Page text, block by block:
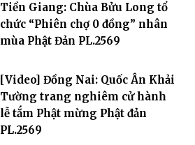
Tiền Giang: Chùa Bửu Long tổ
chức “Phiên chợ 0 đồng” nhân
mùa Phật Đản PL.2569
[Video] Đồng Nai: Quốc Ân Khải
Tường trang nghiêm cử hành
lễ tắm Phật mừng Phật đản
PL.2569